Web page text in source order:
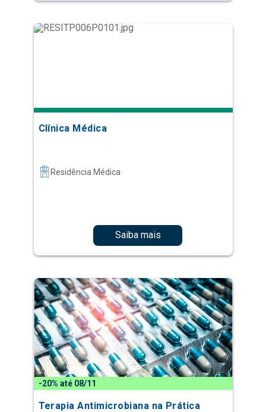
Clínica Médica
Residência Médica
Saiba mais
-20% até 08/11
Terapia Antimicrobiana na Prática